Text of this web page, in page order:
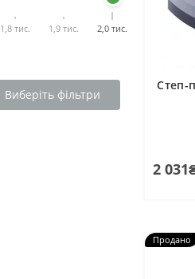
1,8 тис. 1,9 тис. 2,0 тис.
Виберіть фільтри
Степ-
2
Продано